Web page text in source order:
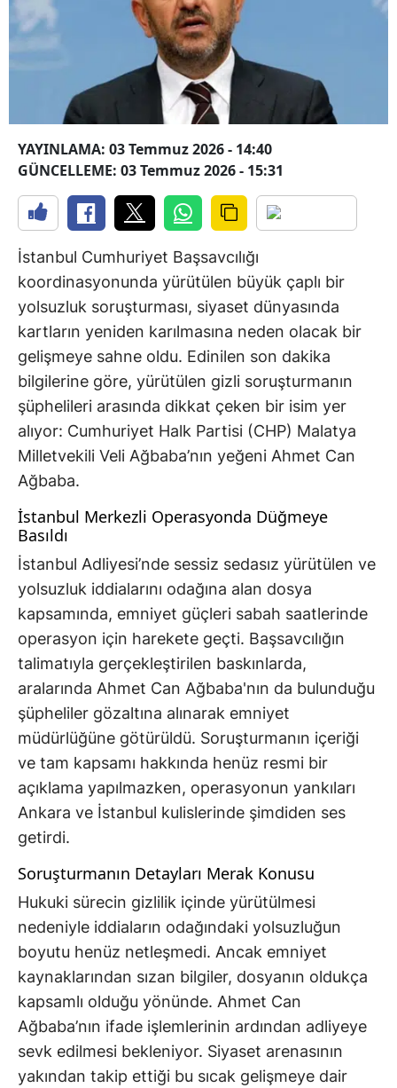
YAYINLAMA: 03 Temmuz 2026 - 14:40
GÜNCELLEME: 03 Temmuz 2026 - 15:31
İstanbul Cumhuriyet Başsavcılığı
koordinasyonunda yürütülen büyük çaplı bir
yolsuzluk soruşturması, siyaset dünyasında
kartların yeniden karılmasına neden olacak bir
gelişmeye sahne oldu. Edinilen son dakika
bilgilerine göre, yürütülen gizli soruşturmanın
şüphelileri arasında dikkat çeken bir isim yer
alıyor: Cumhuriyet Halk Partisi (CHP) Malatya
Milletvekili Veli Ağbaba’nın yeğeni Ahmet Can
Ağbaba.
İstanbul Merkezli Operasyonda Düğmeye
Basıldı
İstanbul Adliyesi’nde sessiz sedasız yürütülen ve
yolsuzluk iddialarını odağına alan dosya
kapsamında, emniyet güçleri sabah saatlerinde
operasyon için harekete geçti. Başsavcılığın
talimatıyla gerçekleştirilen baskınlarda,
aralarında Ahmet Can Ağbaba'nın da bulunduğu
şüpheliler gözaltına alınarak emniyet
müdürlüğüne götürüldü. Soruşturmanın içeriği
ve tam kapsamı hakkında henüz resmi bir
açıklama yapılmazken, operasyonun yankıları
Ankara ve İstanbul kulislerinde şimdiden ses
getirdi.
Soruşturmanın Detayları Merak Konusu
Hukuki sürecin gizlilik içinde yürütülmesi
nedeniyle iddiaların odağındaki yolsuzluğun
boyutu henüz netleşmedi. Ancak emniyet
kaynaklarından sızan bilgiler, dosyanın oldukça
kapsamlı olduğu yönünde. Ahmet Can
Ağbaba’nın ifade işlemlerinin ardından adliyeye
sevk edilmesi bekleniyor. Siyaset arenasının
yakından takip ettiği bu sıcak gelişmeye dair